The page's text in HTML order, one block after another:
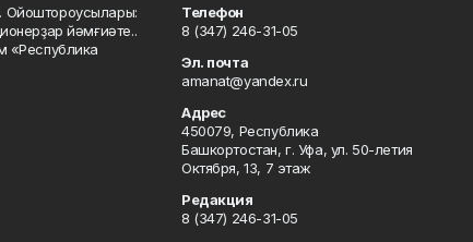
Ойоштороусылары:
йәмғиәте..
«Республика
Телефон
8 (347) 246-31-05
Эл. почта
amanat@yandex.ru
Адрес
450079, Республика
Башкортостан, г. Уфа, ул. 50-летия
Октября, 13, 7 этаж
Редакция
8 (347) 246-31-05